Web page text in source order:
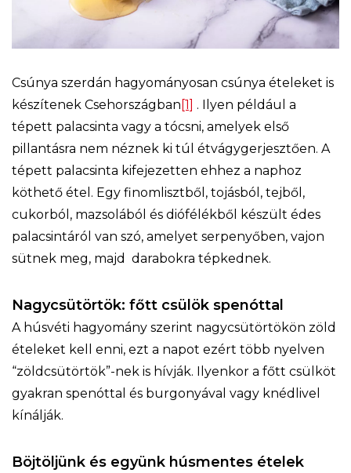
Csúnya szerdán hagyományosan csúnya ételeket is
készítenek Csehországban [1] . Ilyen például a
tépett palacsinta vagy a tócsni, amelyek első
pillantásra nem néznek ki túl étvágygerjesztően. A
tépett palacsinta kifejezetten ehhez a naphoz
köthető étel. Egy finomlisztből, tojásból, tejből,
cukorból, mazsolából és diófélékből készült édes
palacsintáról van szó, amelyet serpenyőben, vajon
sütnek meg, majd darabokra tépkednek.
Nagycsütörtök: főtt csülök spenóttal
A húsvéti hagyomány szerint nagycsütörtökön zöld
ételeket kell enni, ezt a napot ezért több nyelven
“zöldcsütörtök”-nek is hívják. Ilyenkor a főtt csülköt
gyakran spenóttal és burgonyával vagy knédlivel
kínálják.
Böjtöljünk és együnk húsmentes ételek